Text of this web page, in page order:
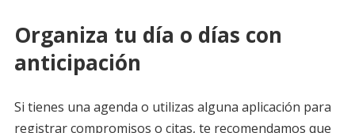
Organiza tu día o días con
anticipación
Si tienes una agenda o utilizas alguna aplicación para
registrar compromisos o citas, te recomendamos que